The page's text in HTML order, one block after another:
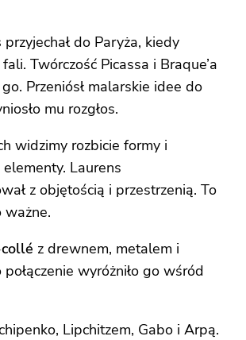
przyjechał do Paryża, kiedy
fali. Twórczość Picassa i Braque’a
Przeniósł malarskie idee do
mu rozgłos.
widzimy rozbicie formy i
Laurens
z objętością i przestrzenią. To
ważne.
z drewnem, metalem i
wyróżniło go wśród
Lipchitzem, Gabo i Arpą.